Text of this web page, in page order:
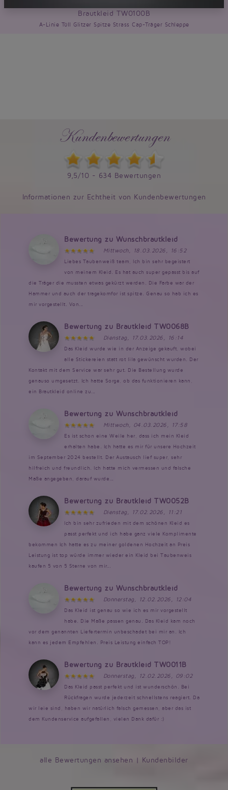
Brautkleid TW0100B
A-Linie Tüll Glitzer Spitze Strass Cap-Träger Schleppe
Kundenbewertungen
9,5/10 - 634 Bewertungen
Informationen zur Echtheit von Kundenbewertungen
Bewertung zu Wunschbrautkleid
Mittwoch, 18.03.2026, 16:52
Liebes Taubenweiß team, Ich bin sehr begeistert
von meinem Kleid. Es hat auch super gepasst bis auf
die Träger die mussten etwas gekürzt werden. Die Farbe war der
Hammer und auch der tragekomfor ist spitze. Genau so hab ich es
mir vorgestellt. Von...
Bewertung zu Brautkleid TW0068B
Dienstag, 17.03.2026, 16:14
Das Kleid wurde wie in der Anzeige gekauft, wobei
alle Stickereien statt rot lila gewünscht wurden. Der
Kontakt mit dem Service war sehr gut. Die Bestellung wurde
genauso umgesetzt. Ich hatte Sorge, ob das funktionieren kann,
ein Brautkleid online zu...
Bewertung zu Wunschbrautkleid
Mittwoch, 04.03.2026, 17:58
Es ist schon eine Weile her, dass ich mein Kleid
erhalten habe. Ich hatte es mir für unsere Hochzeit
im September 2024 bestellt. Der Austausch lief super, sehr
hilfreich und freundlich. Ich hatte mich vermessen und falsche
Maße angegeben, darauf wurde...
Bewertung zu Brautkleid TW0052B
Dienstag, 17.02.2026, 11:21
Ich bin sehr zufrieden mit dem schönen Kleid es
passt perfekt und ich habe ganz viele Komplimente
bekommen Ich hatte es zu meiner goldenen Hochzeit an Preis
Leistung ist top würde immer wieder ein Kleid bei Taubenweis
kaufen 5 von 5 Sterne von mir...
Bewertung zu Wunschbrautkleid
Donnerstag, 12.02.2026, 12:04
Das Kleid ist genau so wie ich es mir vorgestellt
habe. Die Maße passen genau. Das Kleid kam noch
vor dem genannten Liefertermin unbeschadet bei mir an. Ich
kann es jedem Empfehlen. Preis Leistung einfach TOP!
Bewertung zu Brautkleid TW0011B
Donnerstag, 12.02.2026, 09:02
Das Kleid passt perfekt und ist wunderschön. Bei
Rückfragen wurde jederzeit schnellstens reagiert. Da
wir leie sind, haben wir natürlich falsch gemessen, aber das ist
dem Kundenservice aufgefallen, vielen Dank dafür :)
alle Bewertungen ansehen | Kundenbilder